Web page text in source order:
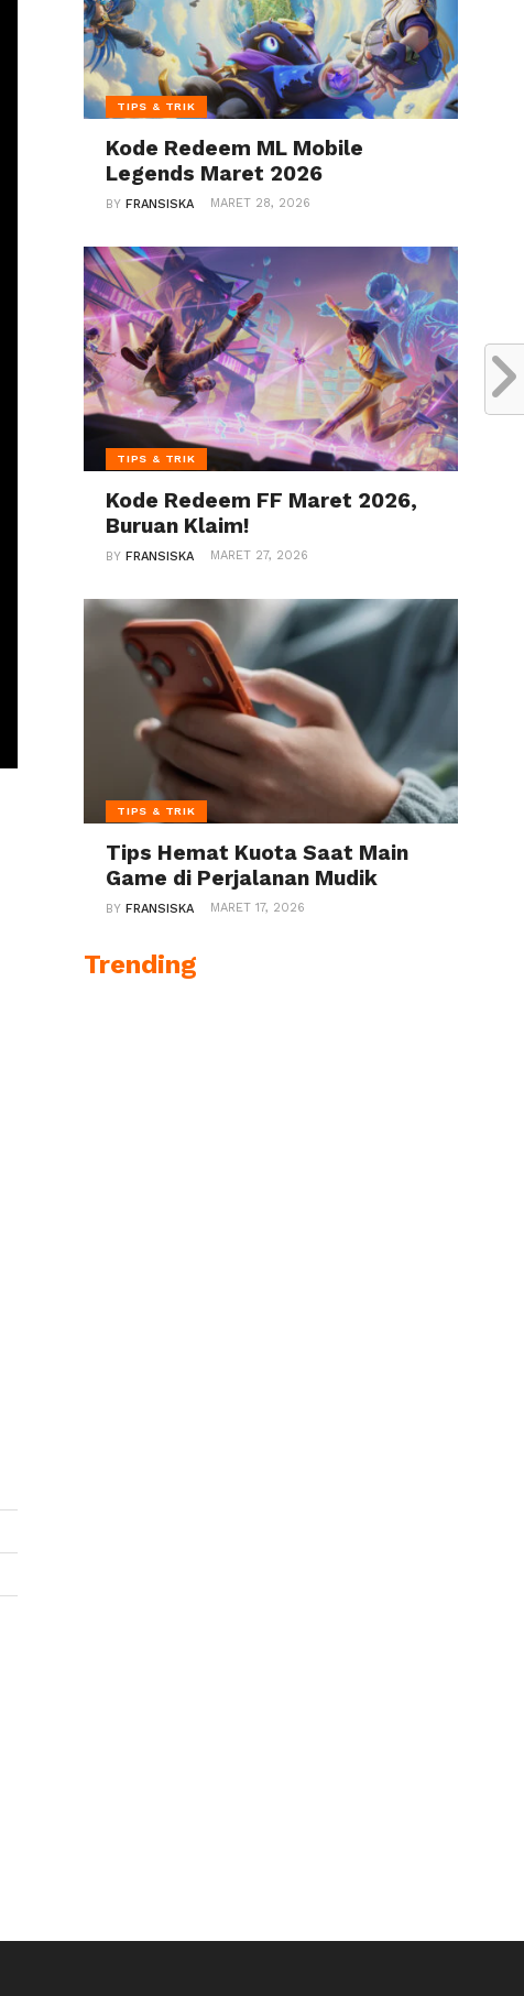
TIPS & TRIK
Kode Redeem ML Mobile
Legends Maret 2026
BYFRANSISKA MARET 28, 2026
TIPS & TRIK
Kode Redeem FF Maret 2026,
Buruan Klaim!
BYFRANSISKA MARET 27, 2026
TIPS & TRIK
Tips Hemat Kuota Saat Main
Game di Perjalanan Mudik
BYFRANSISKA MARET 17, 2026
Trending